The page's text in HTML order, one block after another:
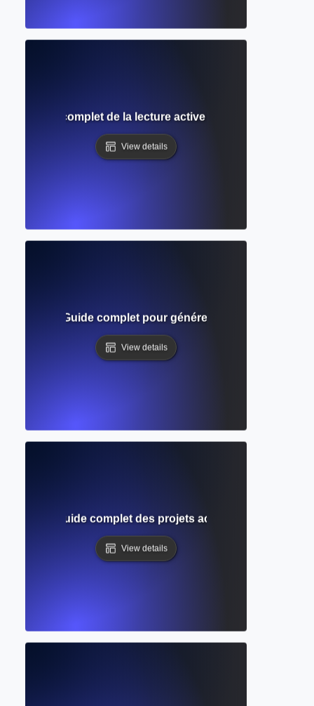
? Guide complet de la lecture active et de la prise de
View details
? Guide complet pour générer et organiser des
View details
? Guide complet des projets académiques et
View details